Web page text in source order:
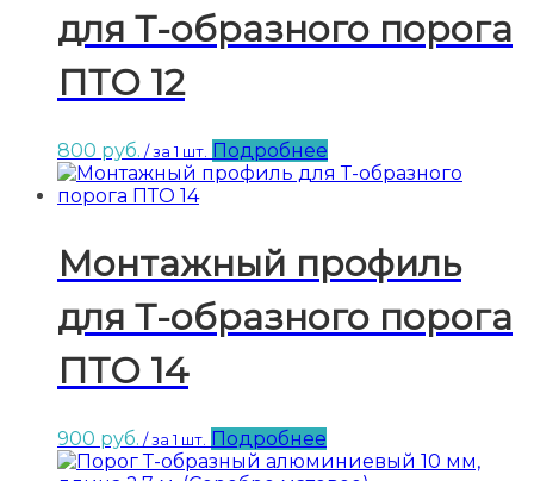
для Т-образного порога
ПТО 12
800 руб. / за 1 шт. Подробнее
Монтажный профиль
для Т-образного порога
ПТО 14
900 руб. / за 1 шт. Подробнее